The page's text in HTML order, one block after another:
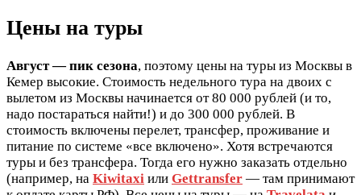
Цены на туры
Август — пик сезона, поэтому цены на туры из Москвы в
Кемер высокие. Стоимость недельного тура на двоих с
вылетом из Москвы начинается от 80 000 рублей (и то,
надо постараться найти!) и до 300 000 рублей. В
стоимость включены перелет, трансфер, проживание и
питание по системе «все включено». Хотя встречаются
туры и без трансфера. Тогда его нужно заказать отдельно
(например, на Kiwitaxi или Gettransfer — там принимают